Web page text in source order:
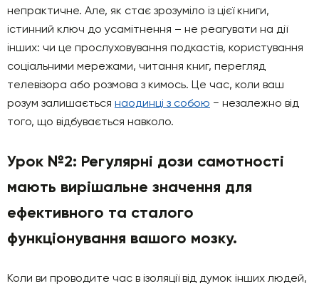
непрактичне. Але, як стає зрозуміло із цієї книги,
істинний ключ до усамітнення – не реагувати на дії
інших: чи це прослуховування подкастів, користування
соціальними мережами, читання книг, перегляд
телевізора або розмова з кимось. Це час, коли ваш
розум залишається наодинці з собою − незалежно від
того, що відбувається навколо.
Урок №2: Регулярні дози самотності
мають вирішальне значення для
ефективного та сталого
функціонування вашого мозку.
Коли ви проводите час в ізоляції від думок інших людей,